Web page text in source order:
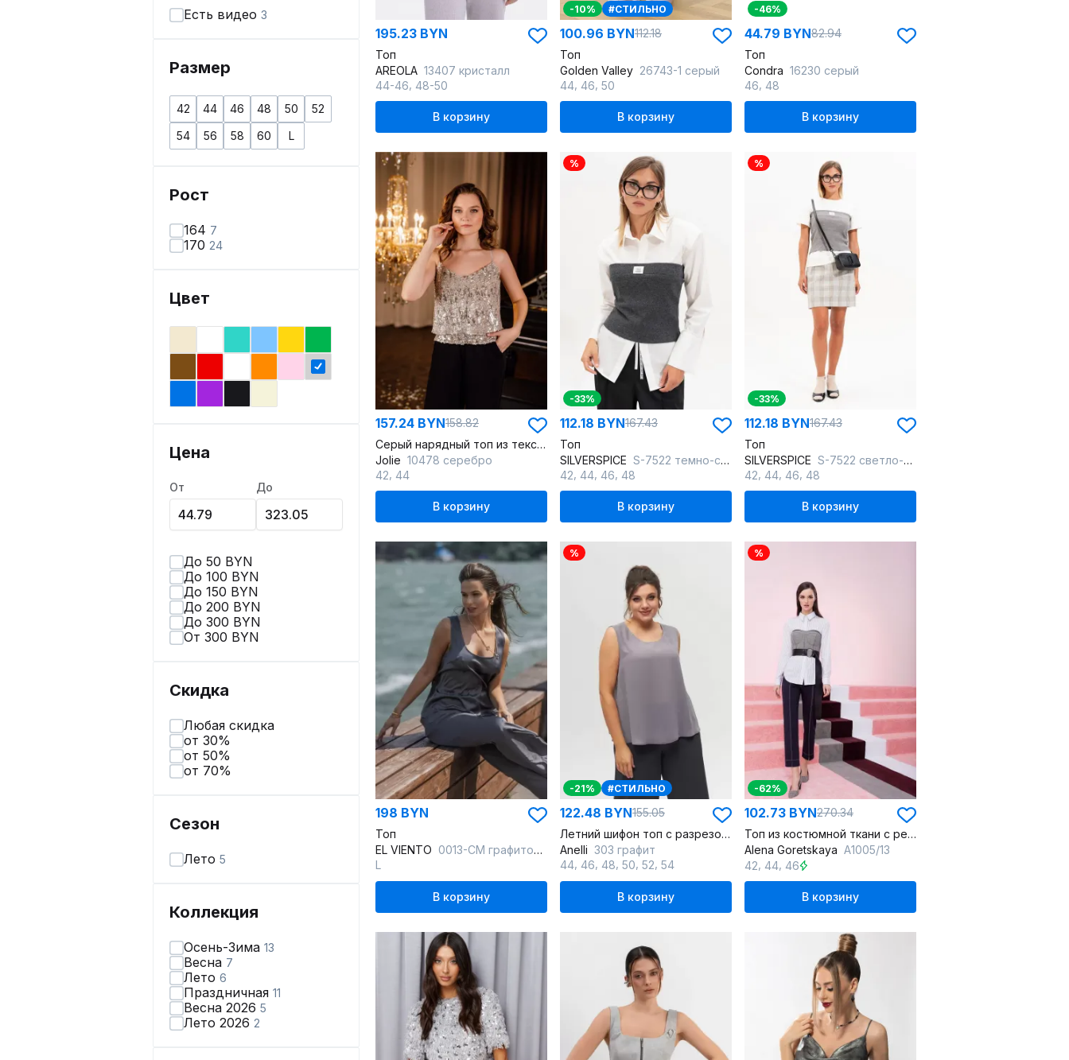
Есть видео 3
Размер
42 44 46 48 50
52
54
56 58 60 L
Рост
164 7
170 24
Цвет
Цена
От До
До 50 BYN
До 100 BYN
До 150 BYN
До 200 BYN
До 300 BYN
От 300 BYN
Скидка
Любая скидка
от 30%
от 50%
от 70%
Сезон
Лето 5
Коллекция
Осень-Зима 13
Весна 7
Лето 6
Праздничная 11
Весна 2026 5
Лето 2026 2
195.23 BYN
Топ
AREOLA 13407 кристалл
44-46 48-50
В корзину
-10% #СТИЛЬНО
100.96 BYN112.18
Топ
Golden Valley 26743-1 серый
44 46 50
В корзину
-46%
44.79 BYN82.94
Топ
Condra 16230 серый
46 48
В корзину
157.24 BYN158.82
Серый нарядный топ из текстиля на регулировке бретелей
Jolie 10478 серебро
42 44
В корзину
%
-33%
112.18 BYN167.43
Топ
SILVERSPICE S-7522 темно-серый
42 44 46 48
В корзину
%
-33%
112.18 BYN167.43
Топ
SILVERSPICE S-7522 светло-серый
42 44 46 48
В корзину
198 BYN
Топ
EL VIENTO 0013-CM графитовый
L
В корзину
%
-21% #СТИЛЬНО
122.48 BYN155.05
Летний шифон топ с разрезом и пуговицей - универсальный стиль
Anelli 303 графит
44 46 48 50 52 54
В корзину
%
-62%
102.73 BYN270.34
Топ из костюмной ткани с рельефами и застежкой на молнию
Alena Goretskaya A1005/13
42 44 46
В корзину